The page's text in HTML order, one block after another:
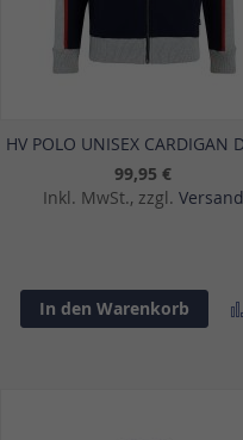
HV POLO UNISEX CARDIGAN
99,95 €
Inkl. MwSt., zzgl. Versand
In den Warenkorb